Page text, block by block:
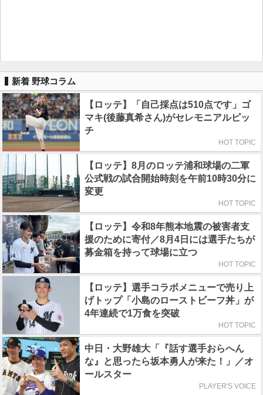
新着 野球コラム
【ロッテ】「自己採点は510点です」ゴ
マキ(後藤真希さん)がセレモニアルピッ
チ
HOT TOPIC
【ロッテ】8月のロッテ浦和球場の二軍
公式戦の試合開始時刻を午前10時30分に
変更
HOT TOPIC
【ロッテ】令和8年熊本地震の被害者支
援のために寄付／8月4日には選手たちが
募金箱を持って球場に立つ
HOT TOPIC
【ロッテ】選手コラボメニューで売り上
げトップ「小島のローストビーフ丼」が
4年連続で1万食を突破
HOT TOPIC
中日・大野雄大「『話す選手おらへん
な』と思ったら坂本勇人が来た！」／オ
ールスター
PLAYER'S VOICE